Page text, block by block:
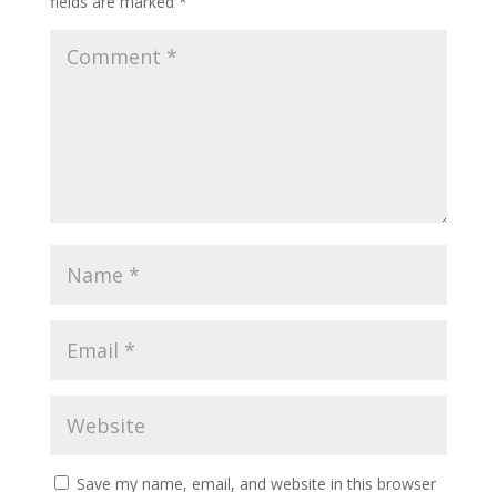
Save my name, email, and website in this browser